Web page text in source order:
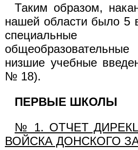
Таким образом,
нашей области было 5
низшие учебные
№ 18).
ПЕРВЫЕ ШКОЛЫ
№ 1. ОТЧЕТ
ВОЙСКА ДОНСКОГО ЗА